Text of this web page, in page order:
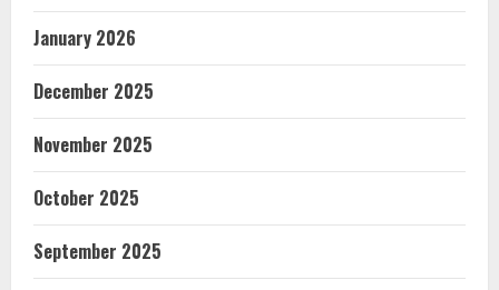
January 2026
December 2025
November 2025
October 2025
September 2025